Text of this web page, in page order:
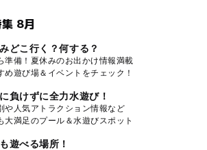
8月
どこ行く？何する？
準備！夏休みのお出かけ情報満載
め遊び場＆イベントをチェック！
負けずに全力水遊び！
や人気アトラクション情報など
大満足のプール＆水遊びスポット
遊べる場所！